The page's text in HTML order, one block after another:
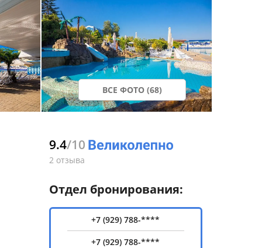
ВСЕ ФОТО (68)
9.4/10
2 отзыва
Отдел бронирования:
+7 (929) 788-****
+7 (929) 788-****